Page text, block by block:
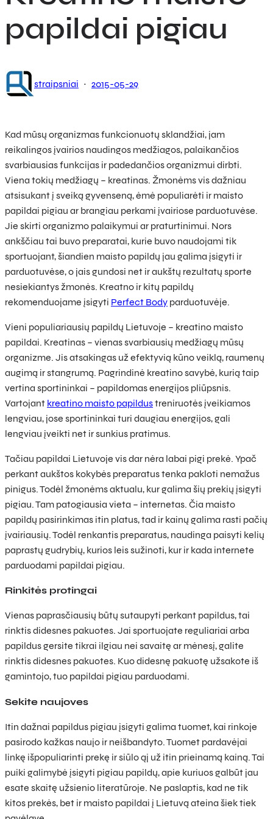
papildai pigiau
straipsniai · 2015-05-29
Kad mūsų organizmas funkcionuotų sklandžiai, jam
reikalingos įvairios naudingos medžiagos, palaikančios
svarbiausias funkcijas ir padedančios organizmui dirbti.
Viena tokių medžiagų – kreatinas. Žmonėms vis dažniau
atsisukant į sveiką gyvenseną, ėmė populiarėti ir maisto
papildai pigiau ar brangiau perkami įvairiose parduotuvėse.
Jie skirti organizmo palaikymui ar praturtinimui. Nors
ankščiau tai buvo preparatai, kurie buvo naudojami tik
sportuojant, šiandien maisto papildų jau galima įsigyti ir
parduotuvėse, o jais gundosi net ir aukštų rezultatų sporte
nesiekiantys žmonės. Kreatno ir kitų papildų
rekomenduojame įsigyti Perfect Body parduotuvėje.
Vieni populiariausių papildų Lietuvoje – kreatino maisto
papildai. Kreatinas – vienas svarbiausių medžiagų mūsų
organizme. Jis atsakingas už efektyvią kūno veiklą, raumenų
augimą ir stangrumą. Pagrindinė kreatino savybė, kurią taip
vertina sportininkai – papildomas energijos pliūpsnis.
Vartojant kreatino maisto papildustreniruotės įveikiamos
lengviau, jose sportininkai turi daugiau energijos, gali
lengviau įveikti net ir sunkius pratimus.
Tačiau papildai Lietuvoje vis dar nėra labai pigi prekė. Ypač
perkant aukštos kokybės preparatus tenka pakloti nemažus
pinigus. Todėl žmonėms aktualu, kur galima šių prekių įsigyti
pigiau. Tam patogiausia vieta – internetas. Čia maisto
papildų pasirinkimas itin platus, tad ir kainų galima rasti pačių
įvairiausių. Todėl renkantis preparatus, naudinga paisyti kelių
paprastų gudrybių, kurios leis sužinoti, kur ir kada internete
parduodami papildai pigiau.
Rinkitės protingai
Vienas paprasčiausių būtų sutaupyti perkant papildus, tai
rinktis didesnes pakuotes. Jai sportuojate reguliariai arba
papildus gersite tikrai ilgiau nei savaitę ar mėnesį, galite
rinktis didesnes pakuotes. Kuo didesnę pakuotę užsakote iš
gamintojo, tuo papildai pigiau parduodami.
Sekite naujoves
Itin dažnai papildus pigiau įsigyti galima tuomet, kai rinkoje
pasirodo kažkas naujo ir neišbandyto. Tuomet pardavėjai
linkę išpopuliarinti prekę ir siūlo ąj už itin prieinamą kainą. Tai
puiki galimybė įsigyti pigiau papildų, apie kuriuos galbūt jau
esate skaitę užsienio literatūroje. Ne paslaptis, kad ne tik
kitos prekės, bet ir maisto papildai į Lietuvą ateina šiek tiek